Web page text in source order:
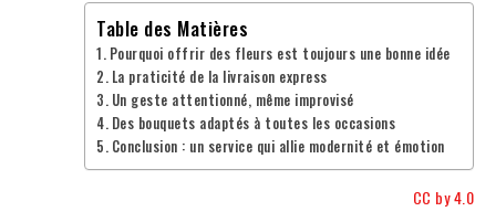
Table des Matières
Pourquoi offrir des fleurs est toujours une bonne idée
La praticité de la livraison express
Un geste attentionné, même improvisé
Des bouquets adaptés à toutes les occasions
Conclusion : un service qui allie modernité et émotion
CC by 4.0